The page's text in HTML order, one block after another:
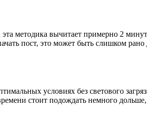
методика вычитает примерно 2
пост, это может быть слишком
условиях без светового
стоит подождать немного